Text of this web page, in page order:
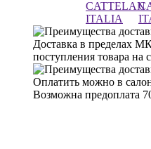
Доставка в пределах
поступления товара на
Оплатить можно в
Возможна предоплата